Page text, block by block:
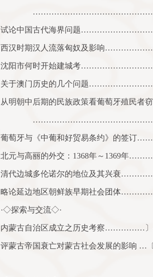
试论中国古代海界问题
西汉时期汉人流落匈奴及影响
沈阳市何时开始建城考
关于澳门历史的几个问题
从明朝中后期的民族政策看葡萄牙殖
葡萄牙与《中葡和好贸易条约》的
北元与高丽的外交： 1368年～ 1369年
清代边城多伦诺尔的地位及其兴衰
略论延边地区朝鲜族早期社会团体
·◇探索与交流◇·
内蒙古自治区成立之历史考察……………〕
评蒙古帝国衰亡对蒙古社会发展的影响 …